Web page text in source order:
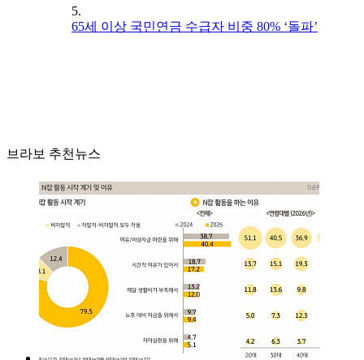
5.
65세 이상 국민연금 수급자 비중 80% ‘돌파’
브라보 추천뉴스